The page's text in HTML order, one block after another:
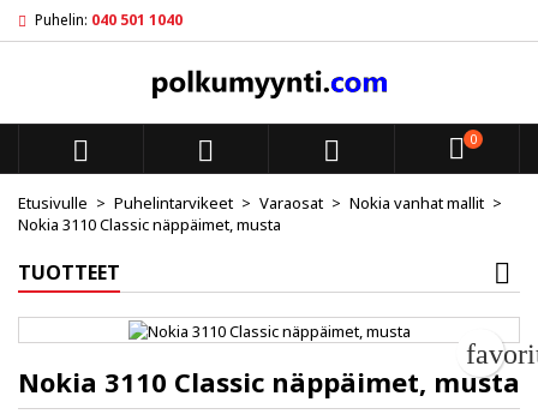
Puhelin: 040 501 1040
   0
Etusivulle Puhelintarvikeet Varaosat
Nokia vanhat mallit
Nokia 3110 Classic näppäimet, musta
TUOTTEET
Nokia 3110 Classic näppäimet, musta
My wishlists
add_circle_outline
Create new list
Luo toivelista
Toivelistan nimi
Kirjaudu sisään
Sinun pitää olla kirjautunut jotta voit lisätä tuotteita